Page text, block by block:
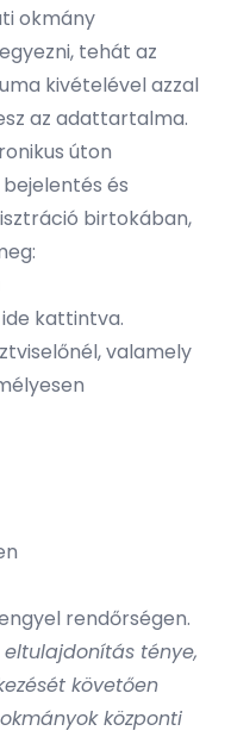
okmány
tehát az
kivételével azzal
az adattartalma.
úton
és
birtokában,
kattintva.
valamely
rendőrségen.
eltulajdonítás ténye,
követően
központi